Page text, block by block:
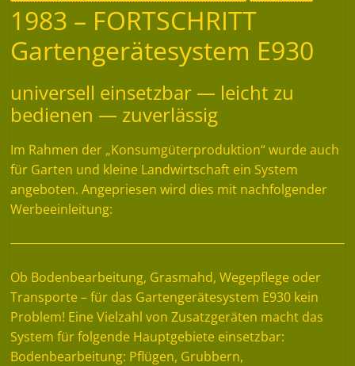
1983 – FORTSCHRITT
Gartengerätesystem E930
universell einsetzbar — leicht zu
bedienen — zuverlässig
Im Rahmen der „Konsumgüterproduktion“ wurde auch
für Garten und kleine Landwirtschaft ein System
angeboten. Angepriesen wird dies mit nachfolgender
Werbeeinleitung:
Ob Bodenbearbeitung, Grasmahd, Wegepflege oder
Transporte – für das Gartengerätesystem E930 kein
Problem! Eine Vielzahl von Zusatzgeräten macht das
System für folgende Hauptgebiete einsetzbar:
Bodenbearbeitung: Pflügen, Grubbern,